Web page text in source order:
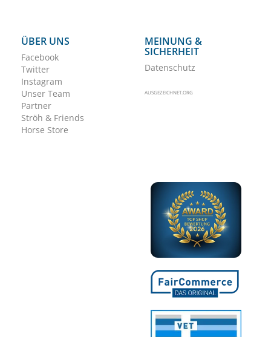
ÜBER UNS
Facebook
Twitter
Instagram
Unser Team
Partner
Ströh & Friends
Horse Store
MEINUNG &
SICHERHEIT
Datenschutz
AUSGEZEICHNET.ORG